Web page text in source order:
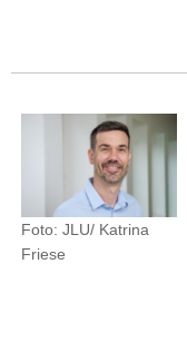
Foto: JLU/ Katrina
Friese